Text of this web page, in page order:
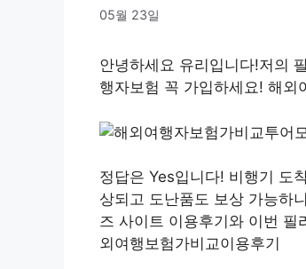
05월 23일
안녕하세요 유리입니다!저의
행자보험 꼭 가입하세요! 해외
정답은 Yes입니다! 비행기 도
상되고 도난품도 보상 가능하
즈 사이트 이용후기와 이번 필
외여행보험가비교이용후기